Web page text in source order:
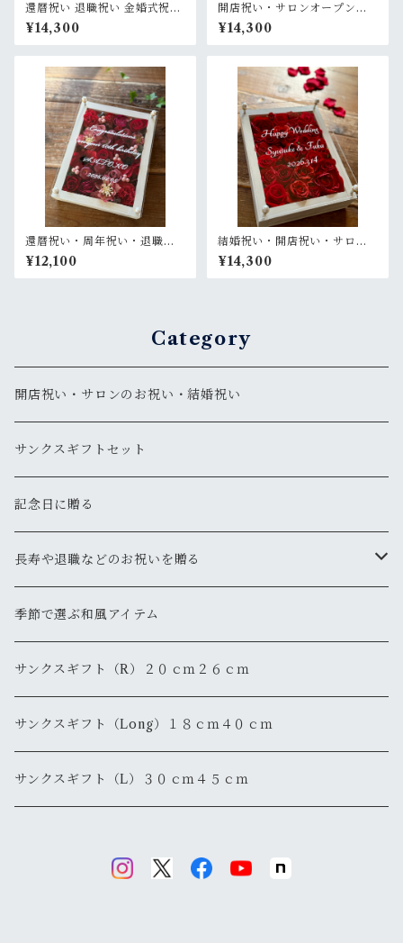
還暦祝い 退職祝い 金婚式祝い
周年祝い【名入れ】プリザー
ブドフラワーアレンジ ウッド
フレーム ロング木枠〈ボルド
¥14,300
開店祝い・サロンオープン祝
い・結婚祝い・退職祝い【名
入れ】プリザーブドフラワー
アレンジ ウッドフレーム 白木
¥14,300
還暦祝い・周年祝い・退職祝
い・母の日ギフト【名入れ】
プリザーブドフラワーアレン
ジ ウッドフレーム 白木枠〈レ
¥12,100
結婚祝い・開店祝い・サロン
オープン祝い・還暦祝い【名
入れ】プリザーブドフラワー
アレンジ ウッドフレーム 白木
¥14,300
Category
開店祝い・サロンのお祝い・結婚祝い
サンクスギフトセット
記念日に贈る
長寿や退職などのお祝いを贈る
還暦
退職・退官
季節で選ぶ和風アイテム
サンクスギフト（R）２０ｃｍ２６ｃｍ
サンクスギフト（Long）１８ｃｍ４０ｃｍ
サンクスギフト（L）３０ｃｍ４５ｃｍ